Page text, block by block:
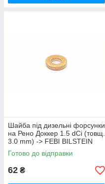
Шайба під дизельні форсунки
на Рено Доккер 1.5 dCi (товщ.
3.0 mm) -> FEBI BILSTEIN
(Німеччина) - 100543
Готово до відправки
62 ₴